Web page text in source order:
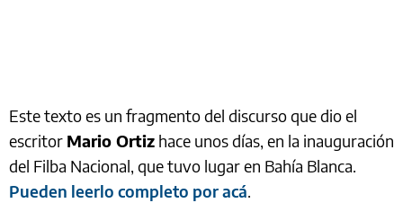
Este texto es un fragmento del discurso que dio el
escritor Mario Ortiz hace unos días, en la inauguración
del Filba Nacional, que tuvo lugar en Bahía Blanca.
Pueden leerlo completo por acá.